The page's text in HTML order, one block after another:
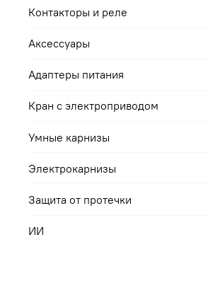
Контакторы и реле
Аксессуары
Адаптеры питания
Кран с электроприводом
Умные карнизы
Электрокарнизы
Защита от протечки
ИИ